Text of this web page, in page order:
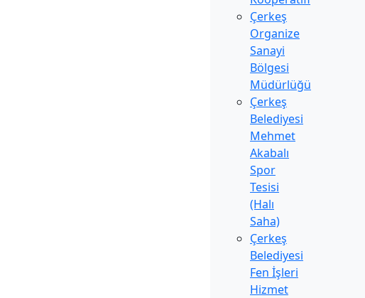
Çerkeş
Organize
Sanayi
Bölgesi
Müdürlüğü
Çerkeş
Belediyesi
Mehmet
Akabalı
Spor
Tesisi
(Halı
Saha)
Çerkeş
Belediyesi
Fen İşleri
Hizmet